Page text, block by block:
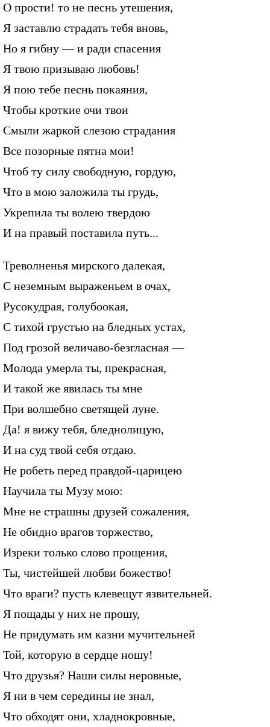
О прости! то не песнь утешения,
Я заставлю страдать тебя вновь,
Но я гибну — и ради спасения
Я твою призываю любовь!
Я пою тебе песнь покаяния,
Чтобы кроткие очи твои
Смыли жаркой слезою страдания
Все позорные пятна мои!
Чтоб ту силу свободную, гордую,
Что в мою заложила ты грудь,
Укрепила ты волею твердою
И на правый поставила путь...
Треволненья мирского далекая,
С неземным выраженьем в очах,
Русокудрая, голубоокая,
С тихой грустью на бледных устах,
Под грозой величаво-безгласная —
Молода умерла ты, прекрасная,
И такой же явилась ты мне
При волшебно светящей луне.
Да! я вижу тебя, бледнолицую,
И на суд твой себя отдаю.
Не робеть перед правдой-царицею
Научила ты Музу мою:
Мне не страшны друзей сожаления,
Не обидно врагов торжество,
Изреки только слово прощения,
Ты, чистейшей любви божество!
Что враги? пусть клевещут язвительней.
Я пощады у них не прошу,
Не придумать им казни мучительней
Той, которую в сердце ношу!
Что друзья? Наши силы неровные,
Я ни в чем середины не знал,
Что обходят они, хладнокровные,